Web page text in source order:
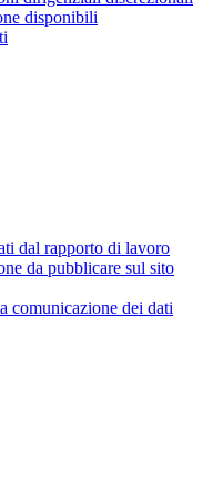
disponibili
dal rapporto di lavoro
da pubblicare sul sito
comunicazione dei dati